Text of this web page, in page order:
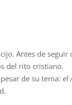
Antes de seguir
del rito cristiano.
de su tema: el